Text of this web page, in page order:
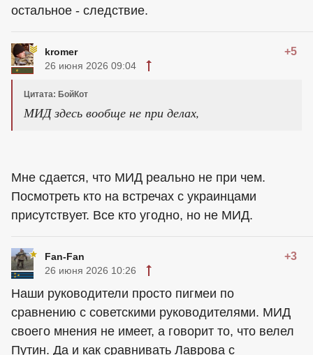
остальное - следствие.
kromer +5
26 июня 2026 09:04
Цитата: БойКот
МИД здесь вообще не при делах,
Мне сдается, что МИД реально не при чем.
Посмотреть кто на встречах с украинцами
присутствует. Все кто угодно, но не МИД.
Fan-Fan +3
26 июня 2026 10:26
Наши руководители просто пигмеи по
сравнению с советскими руководителями. МИД
своего мнения не имеет, а говорит то, что велел
Путин. Да и как сравнивать Лаврова с